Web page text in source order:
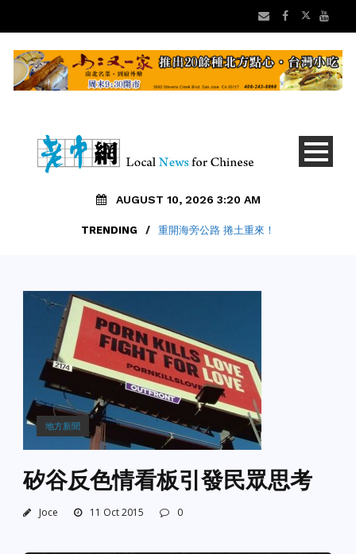
AUGUST 10, 2026 3:20 AM
TRENDING / 重開海旁公路 捲土重來！
地方新聞
矽谷反色情看板引發民眾思考
Joce 11 Oct 2015 0